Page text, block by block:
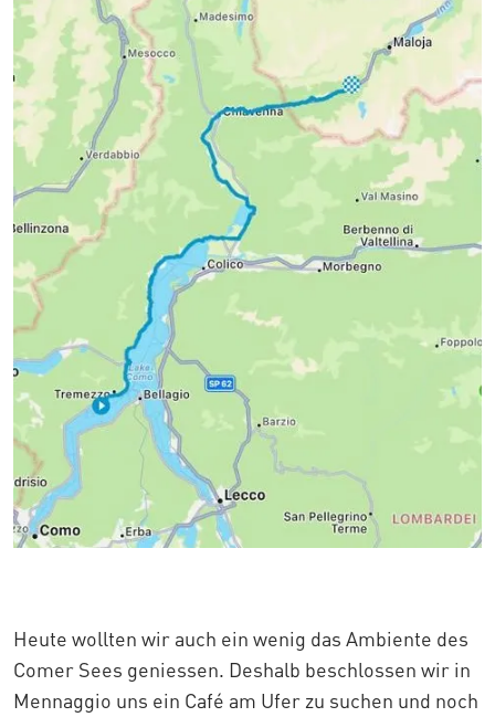
Heute wollten wir auch ein wenig das Ambiente des
Comer Sees geniessen. Deshalb beschlossen wir in
Mennaggio uns ein Café am Ufer zu suchen und noch